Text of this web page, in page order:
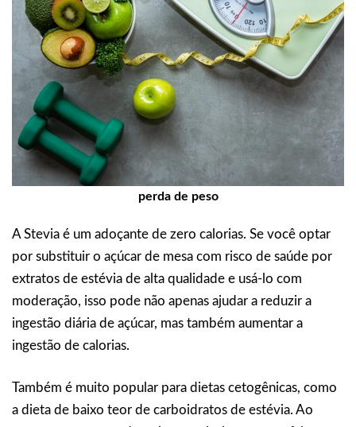
perda de peso
A Stevia é um adoçante de zero calorias. Se você optar
por substituir o açúcar de mesa com risco de saúde por
extratos de estévia de alta qualidade e usá-lo com
moderação, isso pode não apenas ajudar a reduzir a
ingestão diária de açúcar, mas também aumentar a
ingestão de calorias.
Também é muito popular para dietas cetogênicas, como
a dieta de baixo teor de carboidratos de estévia. Ao